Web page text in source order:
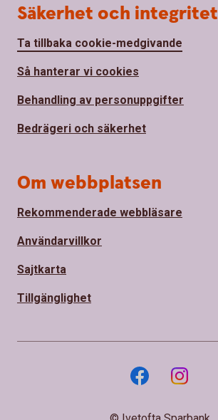
Säkerhet och integritet
Ta tillbaka cookie-medgivande
Så hanterar vi cookies
Behandling av personuppgifter
Bedrägeri och säkerhet
Om webbplatsen
Rekommenderade webbläsare
Användarvillkor
Sajtkarta
Tillgänglighet